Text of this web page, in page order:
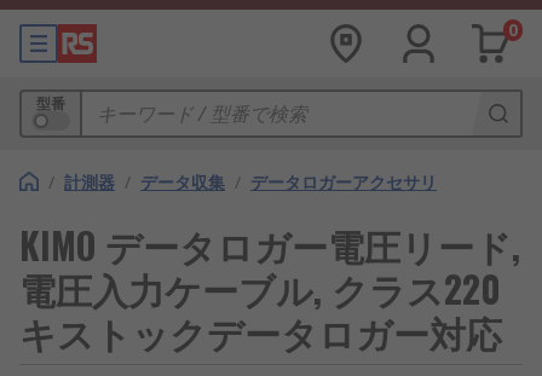
0
型番
/ 計測器 / データ収集 / データロガーアクセサリ
KIMO データロガー電圧リード,
電圧入力ケーブル, クラス220
キストックデータロガー対応